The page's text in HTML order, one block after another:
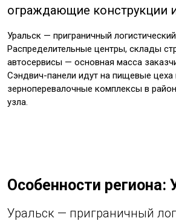
ограждающие конструкции
Уральск — приграничный
Распределительные центры, склады
автосервисы — основная масса
Сэндвич-панели идут на пищевые цеха
зерноперевалочные комплексы в
узла.
Особенности региона:
Уральск — приграничный